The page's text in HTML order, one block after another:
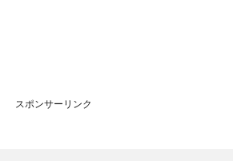
スポンサーリンク